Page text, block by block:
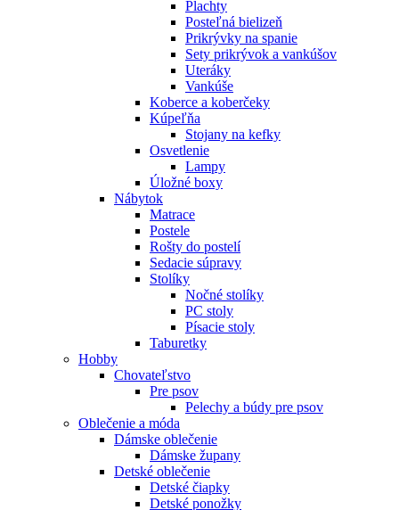
Plachty
Posteľná bielizeň
Prikrývky na spanie
Sety prikrývok a vankúšov
Uteráky
Vankúše
Koberce a koberčeky
Kúpeľňa
Stojany na kefky
Osvetlenie
Lampy
Úložné boxy
Nábytok
Matrace
Postele
Rošty do postelí
Sedacie súpravy
Stolíky
Nočné stolíky
PC stoly
Písacie stoly
Taburetky
Hobby
Chovateľstvo
Pre psov
Pelechy a búdy pre psov
Oblečenie a móda
Dámske oblečenie
Dámske župany
Detské oblečenie
Detské čiapky
Detské ponožky